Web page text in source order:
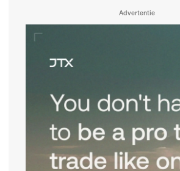
Advertentie